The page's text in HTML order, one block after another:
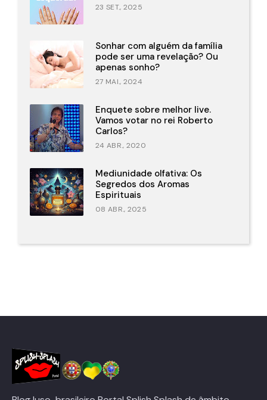
23 SET., 2025
Sonhar com alguém da família
pode ser uma revelação? Ou
apenas sonho?
27 MAI., 2024
Enquete sobre melhor live.
Vamos votar no rei Roberto
Carlos?
24 ABR., 2020
Mediunidade olfativa: Os
Segredos dos Aromas
Espirituais
08 ABR., 2025